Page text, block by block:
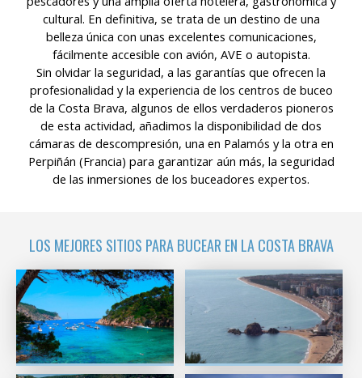
cultural. En definitiva, se trata de un destino de una
belleza única con unas excelentes comunicaciones,
fácilmente accesible con avión, AVE o autopista.
Sin olvidar la seguridad, a las garantías que ofrecen la
profesionalidad y la experiencia de los centros de buceo
de la Costa Brava, algunos de ellos verdaderos pioneros
de esta actividad, añadimos la disponibilidad de dos
cámaras de descompresión, una en Palamós y la otra en
Perpiñán (Francia) para garantizar aún más, la seguridad
de las inmersiones de los buceadores expertos.
LOS MEJORES SITIOS PARA BUCEAR EN LA COSTA BRAVA